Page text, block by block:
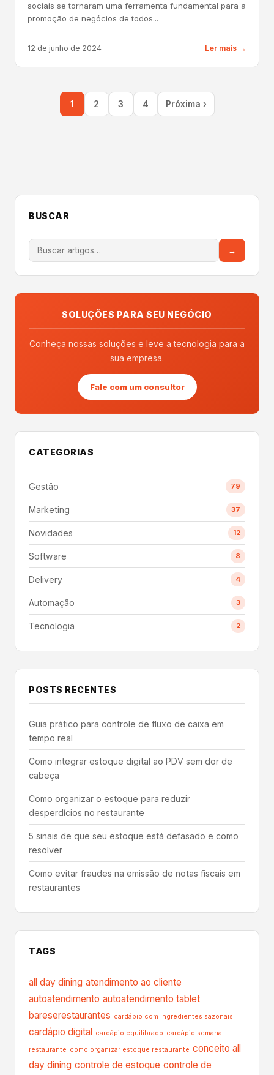
sociais se tornaram uma ferramenta fundamental para a
promoção de negócios de todos...
12 de junho de 2024 Ler mais →
1 2 3 4 Próxima ›
BUSCAR
→
SOLUÇÕES PARA SEU NEGÓCIO
Conheça nossas soluções e leve a tecnologia para a
sua empresa.
Fale com um consultor
CATEGORIAS
Gestão 79
Marketing 37
Novidades 12
Software 8
Delivery 4
Automação 3
Tecnologia 2
POSTS RECENTES
Guia prático para controle de fluxo de caixa em
tempo real
Como integrar estoque digital ao PDV sem dor de
cabeça
Como organizar o estoque para reduzir
desperdícios no restaurante
5 sinais de que seu estoque está defasado e como
resolver
Como evitar fraudes na emissão de notas fiscais em
restaurantes
TAGS
all day dining atendimento ao cliente
autoatendimento autoatendimento tablet
bareserestaurantes cardápio com ingredientes sazonais
cardápio digital cardápio equilibrado cardápio semanal
restaurante como organizar estoque restaurante conceito all
day dining controle de estoque controle de